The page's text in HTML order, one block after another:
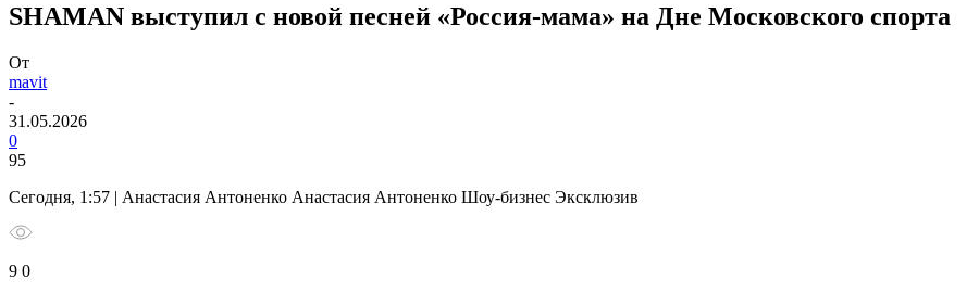
SHAMAN выступил с новой песней «Россия-мама» на Дне Московского спорта
От
mavit
-
31.05.2026
0
95
Сегодня, 1:57 | Анастасия Антоненко Анастасия Антоненко Шоу-бизнес Эксклюзив
9 0